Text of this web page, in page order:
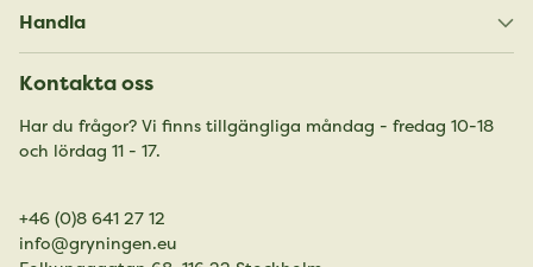
Handla
Kontakta oss
Har du frågor? Vi finns tillgängliga måndag - fredag 10-18
och lördag 11 - 17.
+46 (0)8 641 27 12
info@gryningen.eu